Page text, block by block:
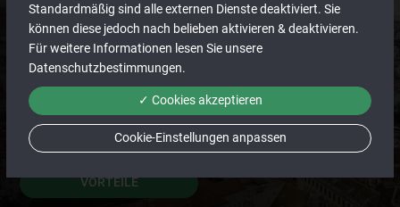
Mit der Echtzeit-Ortung und -Verfolgung von MTrack
lokalisieren Sie Ihre Objekte wie Fahrzeuge, Anhänger,
Werkzeuge auf einem übersichtlichen Dashboard. Sie
erkennen den Standort und Bewegungsablauf Ihres
Fuhrparks.
VORTEILE
Standardmäßig sind alle externen Dienste deaktiviert. Sie
können diese jedoch nach belieben aktivieren & deaktivieren.
Für weitere Informationen lesen Sie unsere
Datenschutzbestimmungen.
✓ Cookies akzeptieren
Cookie-Einstellungen anpassen